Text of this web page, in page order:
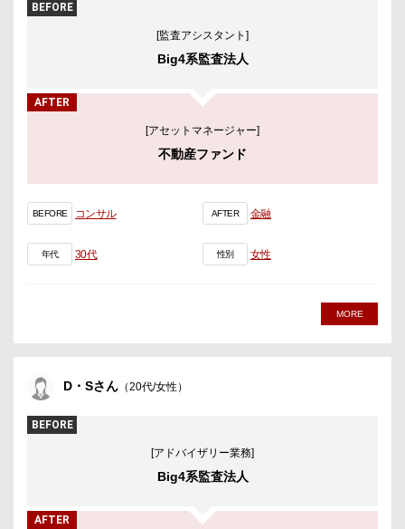
BEFORE
[監査アシスタント]
Big4系監査法人
AFTER
[アセットマネージャー]
不動産ファンド
BEFORE コンサル AFTER 金融
年代 30代 性別 女性
MORE
D・Sさん （20代/女性）
BEFORE
[アドバイザリー業務]
Big4系監査法人
AFTER